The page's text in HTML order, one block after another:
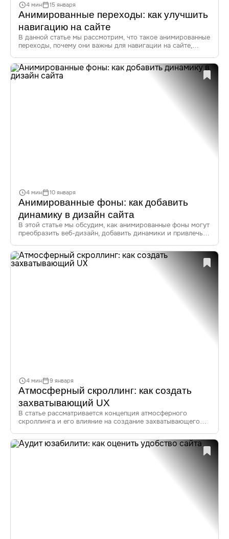
Анимированные переходы: как улучшить
навигацию на сайте
В данной статье мы рассмотрим, что такое анимированные
переходы, почему они важны для навигации на сайте,
2023 года. Узнайте, как анимация может изменить
пользовательский опыт (UX) и улучшить взаимодействие
с вашим сайтом.
4 мин 15 января
Анимированные фоны: как добавить
динамику в дизайн сайта
В этой статье мы обсудим, как анимированные фоны могут
преобразить веб-дизайн, добавить динамики и привлечь
анимированных фонов, текущие тренды, инструменты для
их создания, а также приведем примеры успешного
применения.
4 мин 10 января
Атмосферный скроллинг: как создать
захватывающий UX
В статье рассматривается концепция атмосферного
скроллинга и его влияние на создание захватывающего
и трендах этого уникального подхода в веб-дизайне,
а также о примерах успешной реализации.
4 мин 9 января